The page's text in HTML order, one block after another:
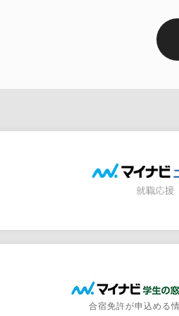
合宿免許が申込める